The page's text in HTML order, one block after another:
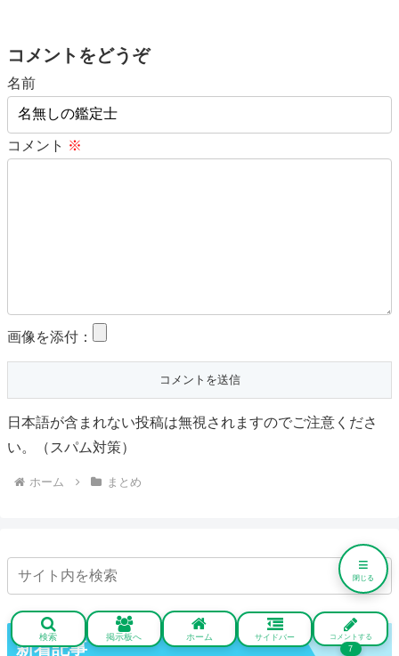
コメントをどうぞ
名前
コメント ※
画像を添付：
日本語が含まれない投稿は無視されますのでご注意くださ
い。（スパム対策）
ホーム まとめ
新着記事
検索 掲示板へ ホーム サイドバー コメントする
7
≡
閉じる